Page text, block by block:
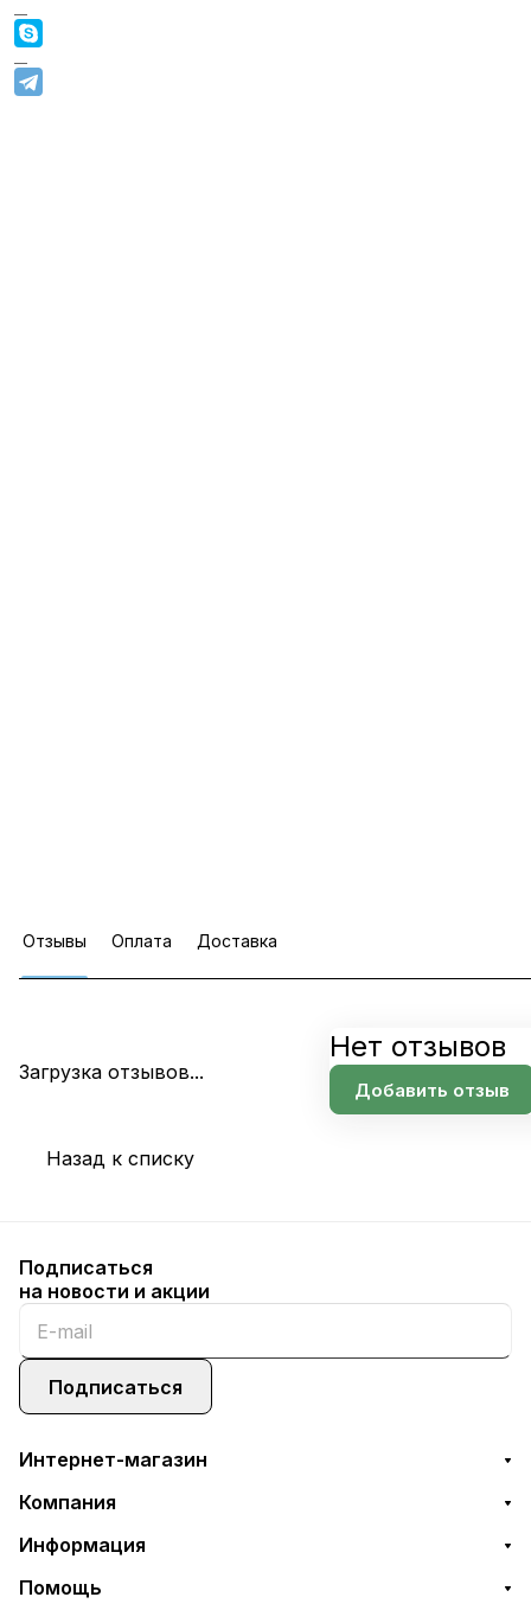
Отзывы Оплата Доставка
Загрузка отзывов...
Нет отзывов
Добавить отзыв
Назад к списку
Подписаться
на новости и акции
Подписаться
Интернет-магазин
Компания
Информация
Помощь